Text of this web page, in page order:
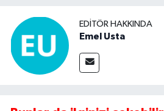
EDITÖR HAKKINDA
Emel Usta